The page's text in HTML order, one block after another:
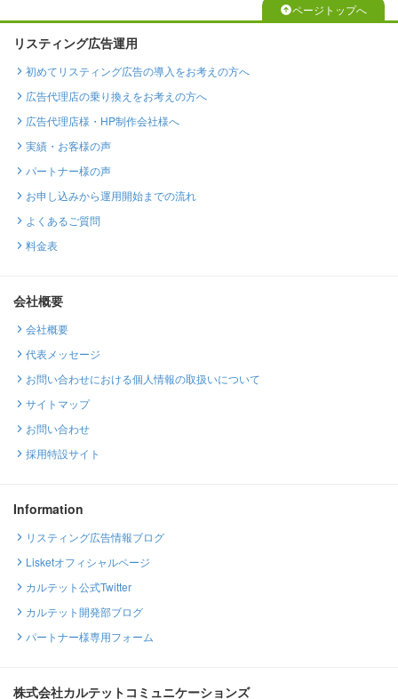
ページトップへ
リスティング広告運用
初めてリスティング広告の導入をお考えの方へ
広告代理店の乗り換えをお考えの方へ
広告代理店様・HP制作会社様へ
実績・お客様の声
パートナー様の声
お申し込みから運用開始までの流れ
よくあるご質問
料金表
会社概要
会社概要
代表メッセージ
お問い合わせにおける個人情報の取扱いについて
サイトマップ
お問い合わせ
採用特設サイト
Information
リスティング広告情報ブログ
Lisketオフィシャルページ
カルテット公式Twitter
カルテット開発部ブログ
パートナー様専用フォーム
株式会社カルテットコミュニケーションズ